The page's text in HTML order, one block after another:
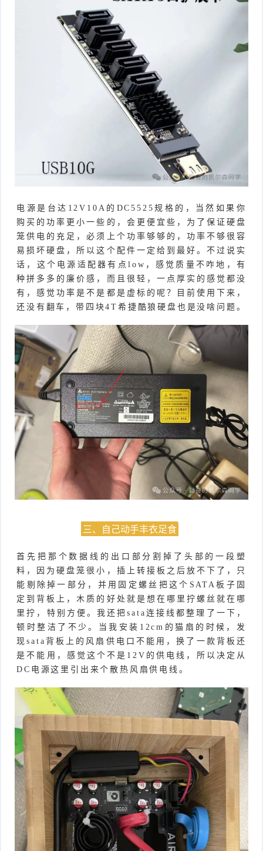
电源是台达12V10A的DC5525规格的，当然如果你
购买的功率更小一些的，会更便宜些，为了保证硬盘
笼供电的充足，必须上个功率够够的，功率不够很容
易损坏硬盘，所以这个配件一定给到最好。不过说实
话，这个电源适配器有点low，感觉质量不咋地，有
种拼多多的廉价感，而且很轻，一点厚实的感觉都没
有，感觉功率是不是都是虚标的呢？目前使用下来，
还没有翻车，带四块4T希捷酷狼硬盘也是没啥问题。
三、自己动手丰衣足食
首先把那个数据线的出口部分割掉了头部的一段塑
料，因为硬盘笼很小，插上转接板之后放不下了，只
能剔除掉一部分，并用固定螺丝把这个SATA板子固
定到背板上，木质的好处就是想在哪里拧螺丝就在哪
里拧，特别方便。我还把sata连接线都整理了一下，
顿时整洁了不少。当我安装12cm的猫扇的时候，发
现sata背板上的风扇供电口不能用，换了一款背板还
是不能用，感觉这个不是12V的供电线，所以决定从
DC电源这里引出来个散热风扇供电线。